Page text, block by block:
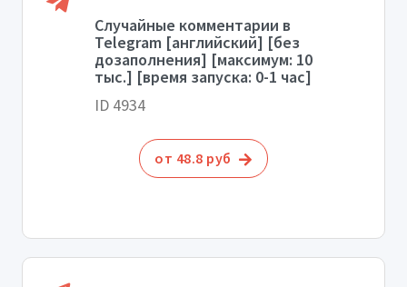
Случайные комментарии в
Telegram [английский] [без
дозаполнения] [максимум: 10
тыс.] [время запуска: 0-1 час]
ID 4934
от 48.8 руб